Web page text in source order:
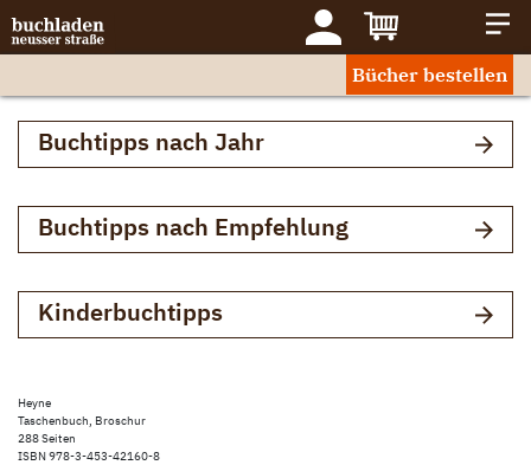
Bücher bestellen
Buchtipps nach Jahr
Buchtipps nach Empfehlung
Kinderbuchtipps
Heyne
Taschenbuch, Broschur
288 Seiten
ISBN 978-3-453-42160-8